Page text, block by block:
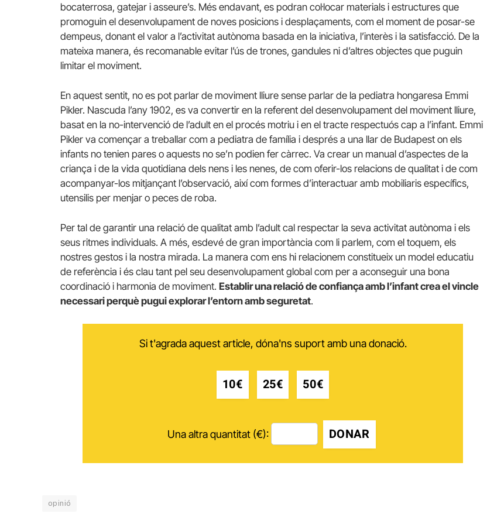
bocaterrosa, gatejar i asseure’s. Més endavant, es podran col·locar materials i estructures que
promoguin el desenvolupament de noves posicions i desplaçaments, com el moment de posar-se
dempeus, donant el valor a l’activitat autònoma basada en la iniciativa, l’interès i la satisfacció. De la
mateixa manera, és recomanable evitar l’ús de trones, gandules ni d’altres objectes que puguin
limitar el moviment.
En aquest sentit, no es pot parlar de moviment lliure sense parlar de la pediatra hongaresa Emmi
Pikler. Nascuda l’any 1902, es va convertir en la referent del desenvolupament del moviment lliure,
basat en la no-intervenció de l’adult en el procés motriu i en el tracte respectuós cap a l’infant. Emmi
Pikler va començar a treballar com a pediatra de família i després a una llar de Budapest on els
infants no tenien pares o aquests no se’n podien fer càrrec. Va crear un manual d’aspectes de la
criança i de la vida quotidiana dels nens i les nenes, de com oferir-los relacions de qualitat i de com
acompanyar-los mitjançant l’observació, així com formes d’interactuar amb mobiliaris específics,
utensilis per menjar o peces de roba.
Per tal de garantir una relació de qualitat amb l’adult cal respectar la seva activitat autònoma i els
seus ritmes individuals. A més, esdevé de gran importància com li parlem, com el toquem, els
nostres gestos i la nostra mirada. La manera com ens hi relacionem constitueix un model educatiu
de referència i és clau tant pel seu desenvolupament global com per a aconseguir una bona
coordinació i harmonia de moviment. Establir una relació de confiança amb l’infant crea el vincle
necessari perquè pugui explorar l’entorn amb seguretat.
Si t'agrada aquest article, dóna'ns suport amb una donació.
10€ 25€ 50€
Una altra quantitat (€): DONAR
opinió